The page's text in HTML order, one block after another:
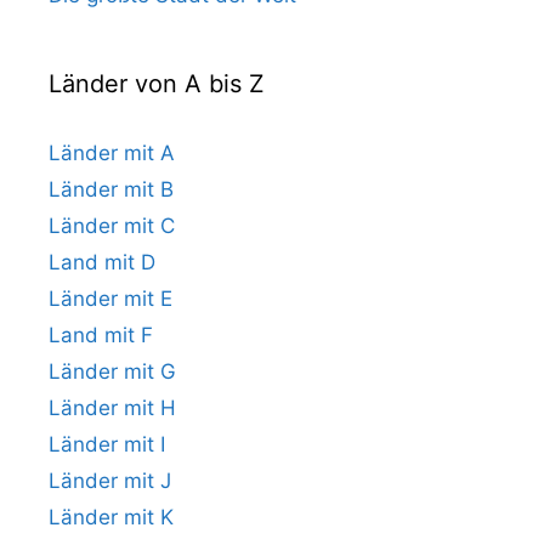
Länder von A bis Z
Länder mit A
Länder mit B
Länder mit C
Land mit D
Länder mit E
Land mit F
Länder mit G
Länder mit H
Länder mit I
Länder mit J
Länder mit K